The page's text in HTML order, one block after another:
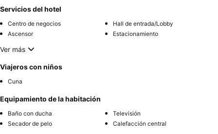
Servicios del hotel
Centro de negocios
Hall de entrada/Lobby
Ascensor
Estacionamiento
Ver más
Viajeros con niños
Cuna
Equipamiento de la habitación
Baño con ducha
Televisión
Secador de pelo
Calefacción central